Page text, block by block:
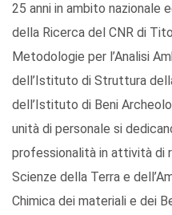
25 anni in ambito nazionale
della Ricerca del CNR di
Metodologie per l’Analisi
dell’Istituto di Struttura
dell’Istituto di Beni
unità di personale si
professionalità in attività di
Scienze della Terra e
Chimica dei materiali e dei